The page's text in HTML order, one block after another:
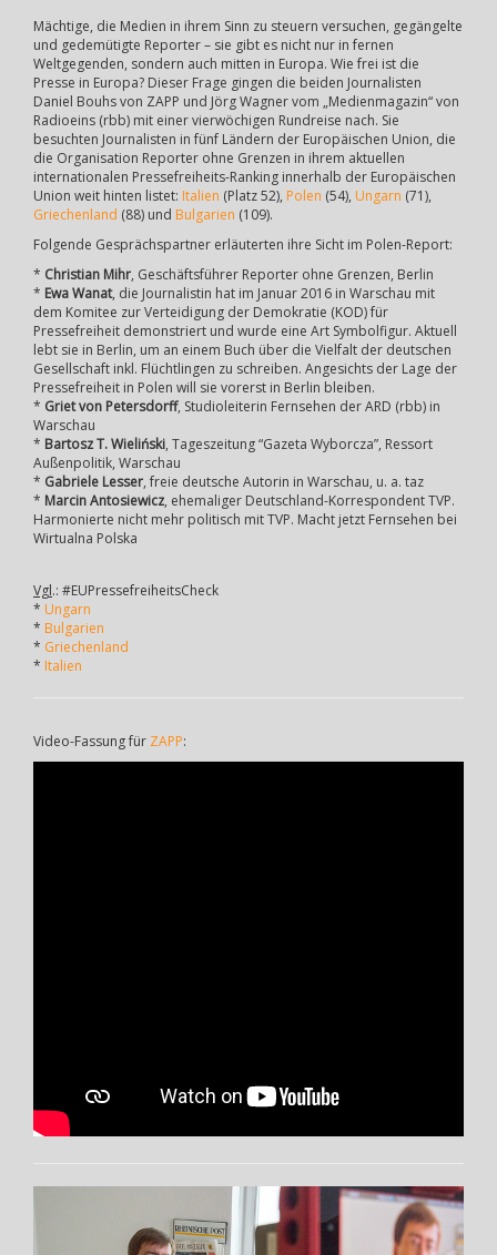
Mächtige, die Medien in ihrem Sinn zu steuern versuchen, gegängelte
und gedemütigte Reporter – sie gibt es nicht nur in fernen
Weltgegenden, sondern auch mitten in Europa. Wie frei ist die
Presse in Europa? Dieser Frage gingen die beiden Journalisten
Daniel Bouhs von ZAPP und Jörg Wagner vom „Medienmagazin“ von
Radioeins (rbb) mit einer vierwöchigen Rundreise nach. Sie
besuchten Journalisten in fünf Ländern der Europäischen Union, die
die Organisation Reporter ohne Grenzen in ihrem aktuellen
internationalen Pressefreiheits-Ranking innerhalb der Europäischen
Union weit hinten listet: Italien (Platz 52), Polen (54), Ungarn (71),
Griechenland (88) und Bulgarien (109).
Folgende Gesprächspartner erläuterten ihre Sicht im Polen-Report:
* Christian Mihr, Geschäftsführer Reporter ohne Grenzen, Berlin
* Ewa Wanat, die Journalistin hat im Januar 2016 in Warschau mit
dem Komitee zur Verteidigung der Demokratie (KOD) für
Pressefreiheit demonstriert und wurde eine Art Symbolfigur. Aktuell
lebt sie in Berlin, um an einem Buch über die Vielfalt der deutschen
Gesellschaft inkl. Flüchtlingen zu schreiben. Angesichts der Lage der
Pressefreiheit in Polen will sie vorerst in Berlin bleiben.
* Griet von Petersdorff, Studioleiterin Fernsehen der ARD (rbb) in
Warschau
* Bartosz T. Wieliński, Tageszeitung “Gazeta Wyborcza”, Ressort
Außenpolitik, Warschau
* Gabriele Lesser, freie deutsche Autorin in Warschau, u. a. taz
* Marcin Antosiewicz, ehemaliger Deutschland-Korrespondent TVP.
Harmonierte nicht mehr politisch mit TVP. Macht jetzt Fernsehen bei
Wirtualna Polska
Vgl.: #EUPressefreiheitsCheck
* Ungarn
* Bulgarien
* Griechenland
* Italien
Video-Fassung für ZAPP: